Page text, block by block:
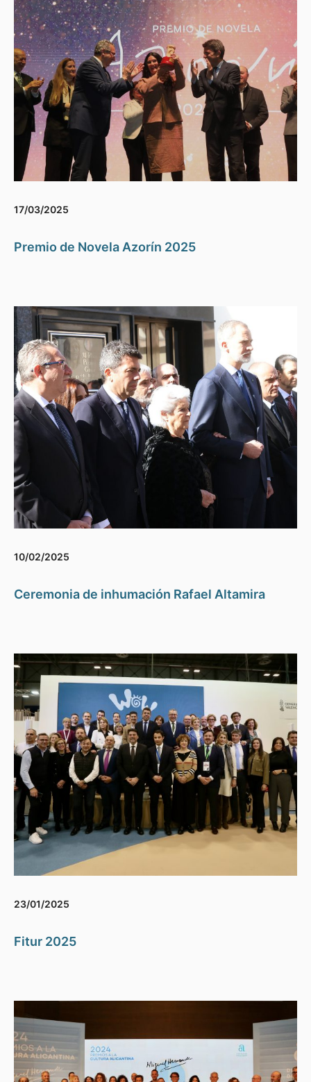
17/03/2025
Premio de Novela Azorín 2025
10/02/2025
Ceremonia de inhumación Rafael Altamira
23/01/2025
Fitur 2025